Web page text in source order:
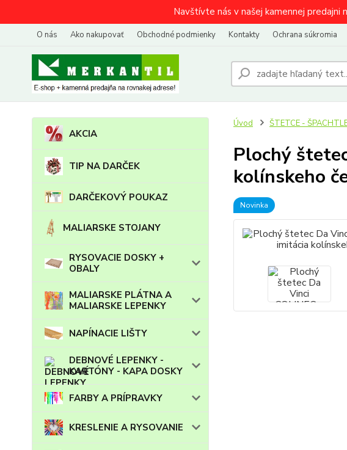
Navštívte nás v našej kamennej predajni
O nás Ako nakupovať Obchodné podmienky Kontakty Ochrana súkromia
AKCIA
TIP NA DARČEK
DARČEKOVÝ POUKAZ
MALIARSKE STOJANY
RYSOVACIE DOSKY +
OBALY
MALIARSKE PLÁTNA A
MALIARSKE LEPENKY
NAPÍNACIE LIŠTY
DEBNOVÉ LEPENKY -
KARTÓNY - KAPA DOSKY
FARBY A PRÍPRAVKY
KRESLENIE A RYSOVANIE
Úvod ŠTETCE -
Plochý
kolínskeho
Novinka